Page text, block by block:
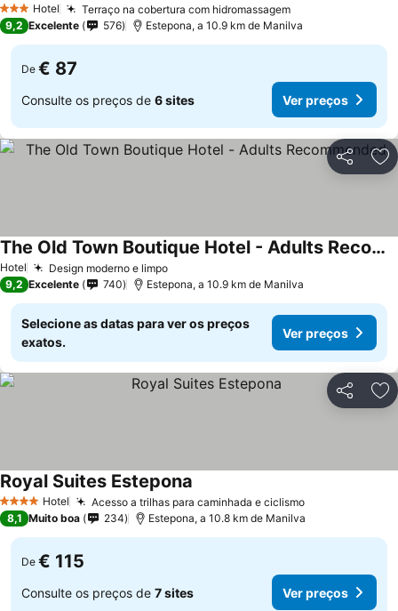
3 EstrelasHotel Terraço na cobertura com hidromassagemVer preços
9,2 Excelente 576 Estepona, a 10.9 km de Manilva
De € 87
Consulte os preços de 6 sites Ver preços
Partilhar
Hotel Design moderno e limpoVer preços
The Old Town Boutique Hotel - Adults Recommended
Ver preços
9,2 Excelente 740 Estepona, a 10.9 km de Manilva
Selecione as datas para ver os preços
exatos.
Ver preços
Partilhar
4 EstrelasHotel Acesso a trilhas para caminhada e ciclismoVer preços
Royal Suites Estepona
8,1 Muito boa 234 Estepona, a 10.8 km de Manilva
De € 115
Consulte os preços de 7 sites Ver preços